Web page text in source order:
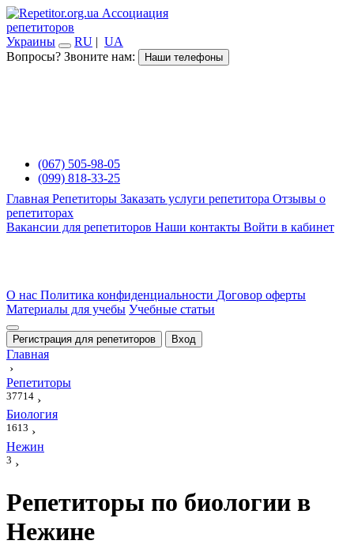
Ассоциация
репетиторов
Украины
RU | UA
Вопросы? Звоните нам:
Наши телефоны
(067) 505-98-05
(099) 818-33-25
Главная Репетиторы Заказать услуги репетитора Отзывы о
репетиторах
Вакансии для репетиторов Наши контакты Войти в кабинет
О нас Политика конфиденциальности Договор оферты
Материалы для учебы Учебные статьи
Регистрация для репетиторов Вход
Главная
›
Репетиторы
37714 ›
Биология
1613 ›
Нежин
3 ›
Репетиторы по биологии в
Нежине